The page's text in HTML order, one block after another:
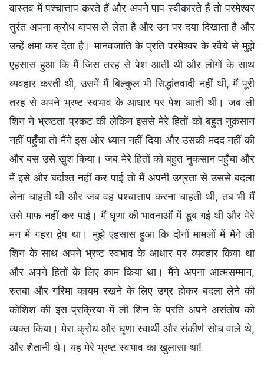
वास्तव में पश्चात्ताप करते हैं और अपने पाप स्वीकारते हैं तो परमेश्वर
तुरंत अपना क्रोध वापस ले लेता है और उन पर दया दिखाता है और
उन्हें क्षमा कर देता है। मानवजाति के प्रति परमेश्वर के रवैये से मुझे
एहसास हुआ कि मैं जिस तरह से पेश आती थी और लोगों के साथ
व्यवहार करती थी, उसमें मैं बिल्कुल भी सिद्धांतवादी नहीं थी, मैं पूरी
तरह से अपने भ्रष्ट स्वभाव के आधार पर पेश आती थी। जब ली
शिन ने भ्रष्टता प्रकट की लेकिन इससे मेरे हितों को बहुत नुकसान
नहीं पहुँचा तो मैंने इस ओर ध्यान नहीं दिया और उसकी मदद नहीं की
और बस उसे खुश किया। जब मेरे हितों को बहुत नुकसान पहुँचा और
मैं इसे और बर्दाश्त नहीं कर पाई तो मैं अपनी उग्रता से उससे बदला
लेना चाहती थी और जब वह पश्चात्ताप करना चाहती थी, तब भी मैं
उसे माफ नहीं कर पाई। मैं घृणा की भावनाओं में डूब गई थी और मेरे
मन में गहरा द्वेष था। मुझे एहसास हुआ कि दोनों मामलों में मैंने ली
शिन के साथ अपने भ्रष्ट स्वभाव के आधार पर व्यवहार किया था
और अपने हितों के लिए काम किया था। मैंने अपना आत्मसम्मान,
रुतबा और गरिमा कायम रखने के लिए उग्र होकर बदला लेने की
कोशिश की इस प्रक्रिया में ली शिन के प्रति अपने असंतोष को
व्यक्त किया। मेरा क्रोध और घृणा स्वार्थी और संकीर्ण सोच वाले थे,
और शैतानी थे। यह मेरे भ्रष्ट स्वभाव का खुलासा था!